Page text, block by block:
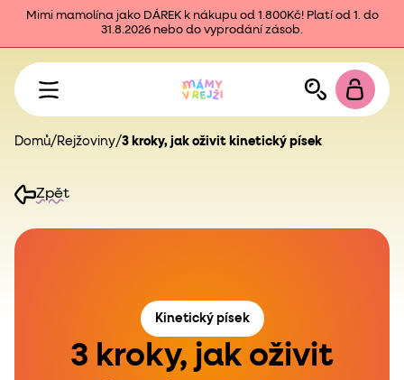
Mimi mamolína jako DÁREK k nákupu od 1.800Kč! Platí od 1. do
31.8.2026 nebo do vyprodání zásob.
Domů/ Rejžoviny/3 kroky, jak oživit kinetický písek
Zpět
Kinetický písek
3 kroky, jak oživit